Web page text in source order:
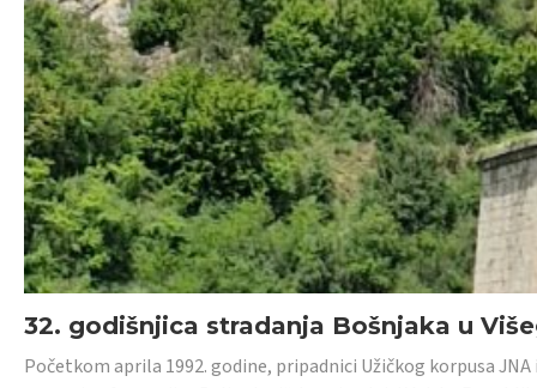
32. godišnjica stradanja Bošnjaka u
Početkom aprila 1992. godine, pripadnici Užičkog korpusa